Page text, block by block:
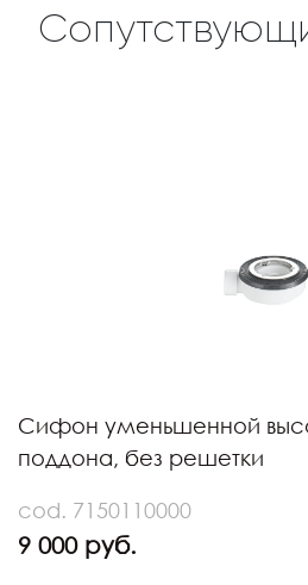
Сифон уменьшенной
поддона, без решетки
cod. 7150110000
9 000 руб.